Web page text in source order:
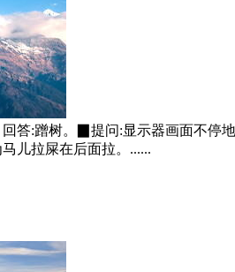
答:蹭树。▉提问:显示器画面不停
儿拉屎在后面拉。......